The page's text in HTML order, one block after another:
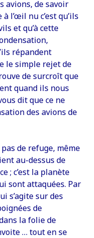
avions, de savoir
l’œil nu c’est qu’ils
et qu’à cette
répandent
le simple rejet de
de surcroît que
quand ils nous
dit que ce ne
des avions de
de refuge, même
au-dessus de
; c’est la planète
sont attaquées. Par
s’agite sur des
de
la folie de
… tout en se